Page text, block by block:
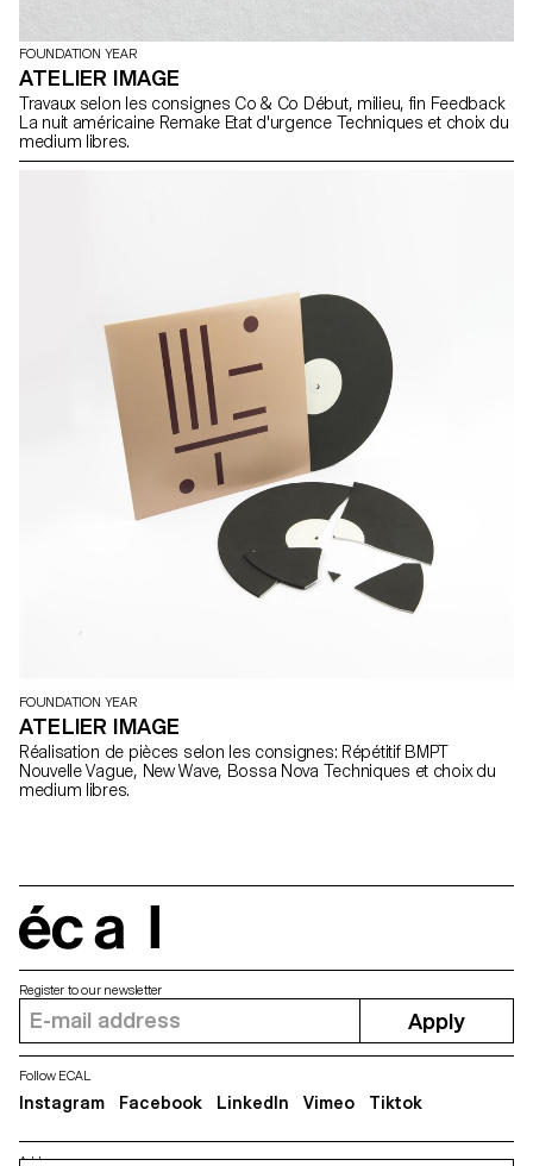
FOUNDATION YEAR
ATELIER IMAGE
Travaux selon les consignes Co & Co Début, milieu, fin Feedback
La nuit américaine Remake Etat d'urgence Techniques et choix du
medium libres.
FOUNDATION YEAR
ATELIER IMAGE
Réalisation de pièces selon les consignes: Répétitif BMPT
Nouvelle Vague, New Wave, Bossa Nova Techniques et choix du
medium libres.
Address
Register to our newsletter
Apply
Follow ECAL
Instagram Facebook LinkedIn Vimeo Tiktok